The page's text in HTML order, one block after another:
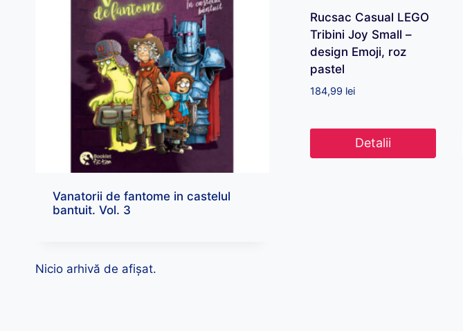
Rucsac Casual LEGO
Tribini Joy Small –
design Emoji, roz
pastel
184,99 lei
Detalii
Vanatorii de fantome in castelul
bantuit. Vol. 3
Nicio arhivă de afișat.